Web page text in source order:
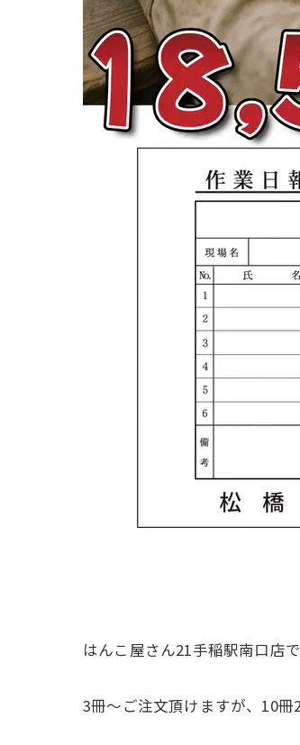
はんこ屋さん21手稲駅南口店
3冊～ご注文頂けますが、10